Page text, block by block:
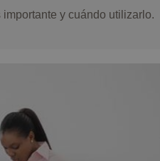
y cuándo utilizarlo.